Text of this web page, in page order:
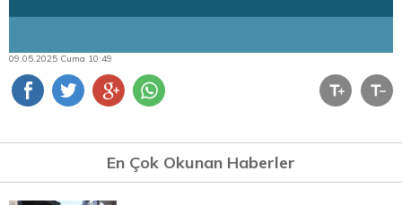
09.05.2025 Cuma 10:49
En Çok Okunan Haberler